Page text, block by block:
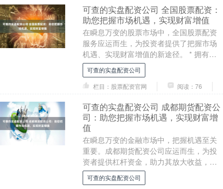
可查的实盘配资公司 全国股票配资：
助您把握市场机遇，实现财富增值
在瞬息万变的股票市场中，全国股票配资
服务应运而生，为投资者提供了把握市场
机遇、实现财富增值的新途径。 * 拥有金
融、经济或相关领域的学士或硕士学位 股
票配资是指....
可查的实盘配资公司
栏目：股票配资官网
阅读：76
可查的实盘配资公司 成都期货配资公
司：助您把握市场机遇，实现财富增
值
在瞬息万变的金融市场中，把握机遇至关
重要。成都期货配资公司应运而生，为投
资者提供杠杆资金，助力其放大收益，实
现财富增值。 股票配资允许投资者使用借
来的资金购买股....
可查的实盘配资公司